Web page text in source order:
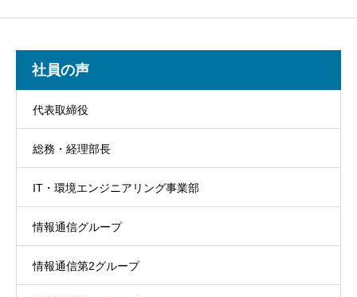
社員の声
代表取締役
総務・経理部長
IT・環境エンジニアリング事業部
情報通信グループ
情報通信第2グループ